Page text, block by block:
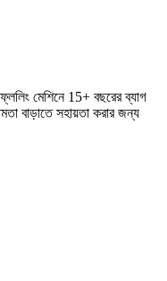
ফ্ললিং মেশিনে 15+ বছরের ব্যাগ
বাড়াতে সহায়তা করার জন্য